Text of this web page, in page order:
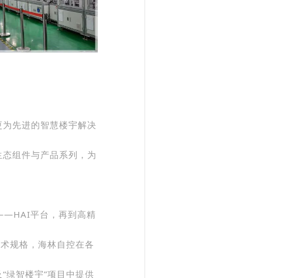
先进的智慧楼宇解决
组件与产品系列，为
平台，再到高精
规格，海林自控在各
绿智楼宇”项目中提供